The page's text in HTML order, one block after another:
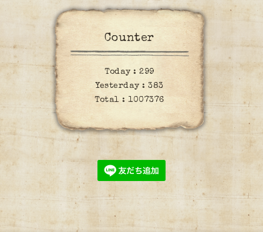
Counter
Today :299
Yesterday :383
Total :1007376